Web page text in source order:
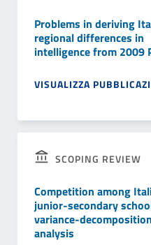
Problems in deriving
regional differences in
intelligence from 2009
VISUALIZZA
SCOPING REVIEW
Competition among
junior-secondary
variance-
analysis